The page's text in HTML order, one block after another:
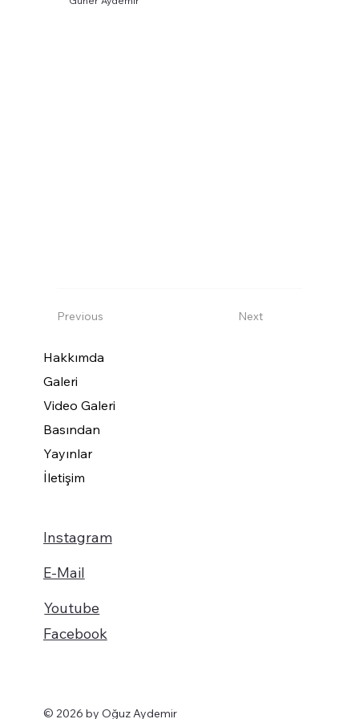
Previous Next
Hakkımda
Galeri
Video Galeri
Basından
Yayınlar
İletişim
Instagram
Facebook
Youtube
E-Mail
© 2026 by Oğuz Aydemir